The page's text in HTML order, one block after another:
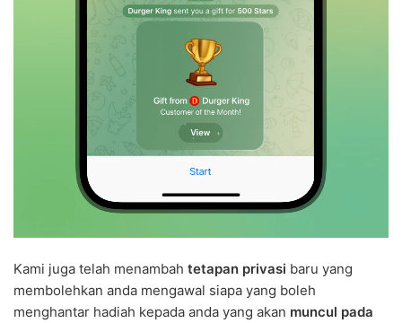
Kami juga telah menambah tetapan privasi baru yang
membolehkan anda mengawal siapa yang boleh
menghantar hadiah kepada anda yang akan muncul pada